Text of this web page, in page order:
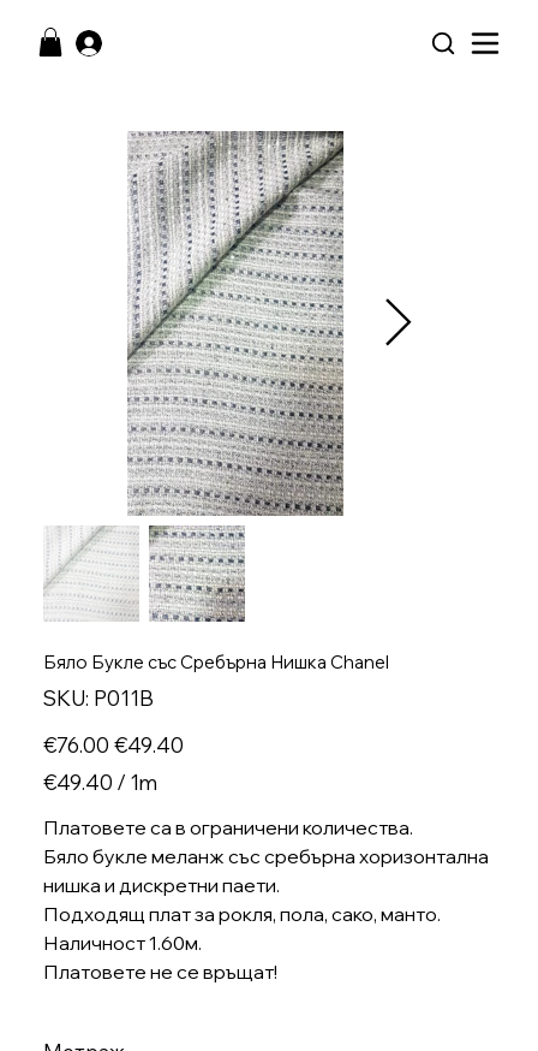
Бяло Букле със Сребърна Нишка Chanel
SKU: SKU
P011B
P011B
Original
price
€76.00
Sale
price
€49.40
€49.40
per
€49.40 / 1m
Платовете са в ограничени количества.
Бяло букле меланж със сребърна хоризонтална
нишка и дискретни паети.
Подходящ плат за рокля, пола, сако, манто.
Наличност 1.60м.
Платовете не се връщат!